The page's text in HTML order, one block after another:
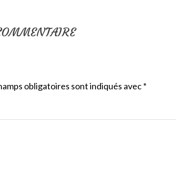
obligatoires sont indiqués avec*